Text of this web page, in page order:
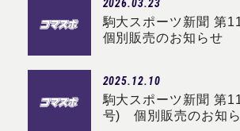
2026.03.23
駒大スポーツ新聞 第
個別販売のお知らせ
2025.12.10
駒大スポーツ新聞 第
号) 個別販売のお知